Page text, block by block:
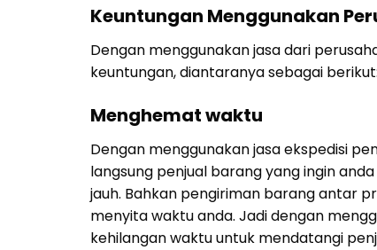
Keuntungan Menggunakan
Dengan menggunakan jasa dari
keuntungan, diantaranya sebagai berikut:
Menghemat waktu
Dengan menggunakan jasa ekspedisi
langsung penjual barang yang ingin
jauh. Bahkan pengiriman barang antar
menyita waktu anda. Jadi dengan
kehilangan waktu untuk mendatangi